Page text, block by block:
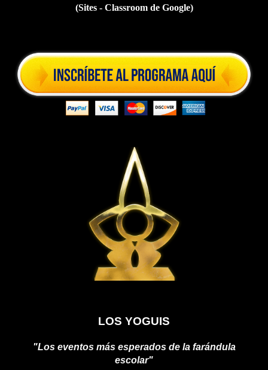
(Sites - Classroom de Google)
LOS YOGUIS
"Los eventos más esperados de la farándula
escolar"